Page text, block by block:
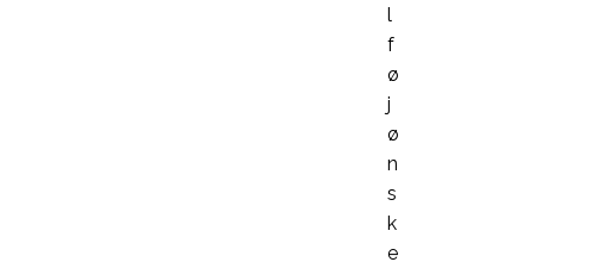
l
f
ø
j
ø
n
s
k
e